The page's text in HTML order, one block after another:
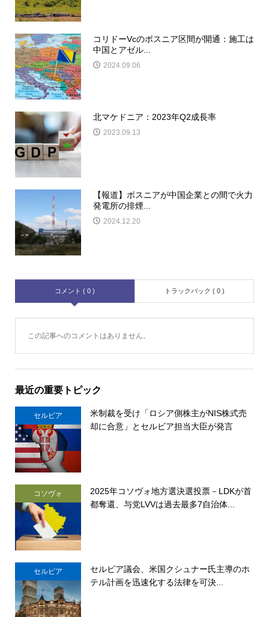
コリドーVcのボスニア区間が開通：施工は
中国とアゼル...
2024.09.06
北マケドニア：2023年Q2成長率
2023.09.13
【報道】ボスニアが中国企業との間で火力
発電所の排煙...
2024.12.20
コメント ( 0 ) トラックバック ( 0 )
この記事へのコメントはありません。
最近の重要トピック
セルビア
米制裁を受け「ロシア側株主がNIS株式売
却に合意」とセルビア担当大臣が発言
コソヴォ
2025年コソヴォ地方選決選投票－LDKが首
都奪還、与党LVVは過去最多7自治体...
セルビア
セルビア議会、米国クシュナー氏主導のホ
テル計画を迅速化する法律を可決...